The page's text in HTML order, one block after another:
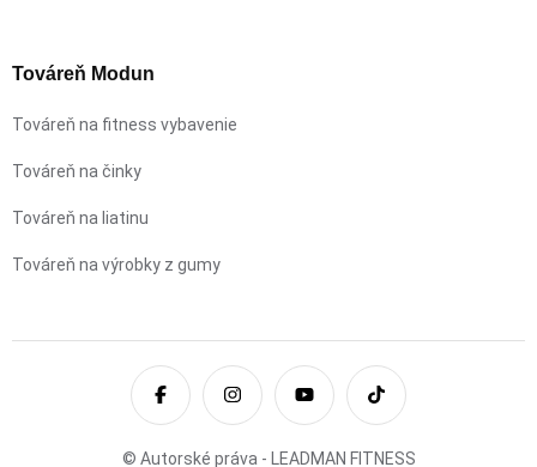
Továreň Modun
Továreň na fitness vybavenie
Továreň na činky
Továreň na liatinu
Továreň na výrobky z gumy
© Autorské práva - LEADMAN FITNESS